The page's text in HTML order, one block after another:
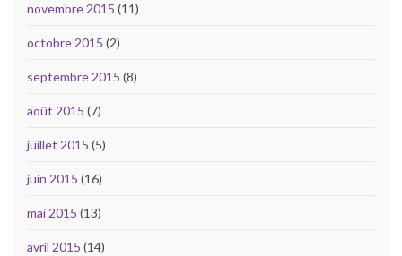
novembre 2015 (11)
octobre 2015 (2)
septembre 2015 (8)
août 2015 (7)
juillet 2015 (5)
juin 2015 (16)
mai 2015 (13)
avril 2015 (14)